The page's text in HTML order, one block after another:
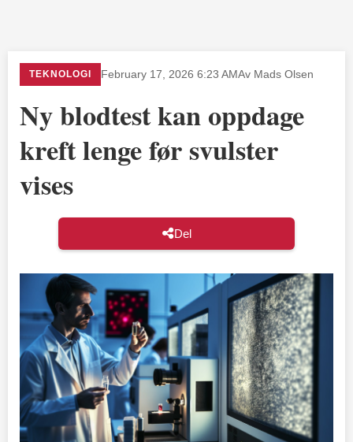
TEKNOLOGI February 17, 2026 6:23 AMAv Mads Olsen
Ny blodtest kan oppdage
kreft lenge før svulster
vises
Del